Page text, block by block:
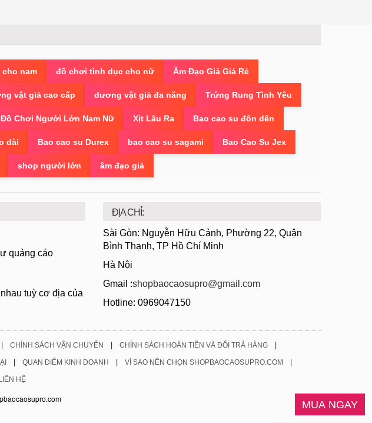
MUA NGAY
nam đồ chơi tình dục cho nữ Âm Đạo Giả Giá Rẻ
vật giả cao cấp dương vật giả đa năng Trứng Rung Tình Yêu
Đồ Chơi Người Lớn Nam Nữ Xịt Lâu Ra Bao cao su đôn dên
dài Bao cao su Durex bao cao su sagami Bao Cao Su Jex
shop người lớn âm đạo giả
quảng cáo
tuỳ cơ địa của
ĐỊA CHỈ:
Sài Gòn: Nguyễn Hữu Cảnh, Phường 22, Quận
Bình Thạnh, TP Hồ Chí Minh
Hà Nội
Gmail :shopbaocaosupro@gmail.com
Hotline: 0969047150
| CHÍNH SÁCH VẬN CHUYỂN | CHÍNH SÁCH HOÀN TIỀN VÀ ĐỔI TRẢ HÀNG |
| QUAN ĐIỂM KINH DOANH | VÌ SAO NÊN CHỌN SHOPBAOCAOSUPRO.COM |
HỆ